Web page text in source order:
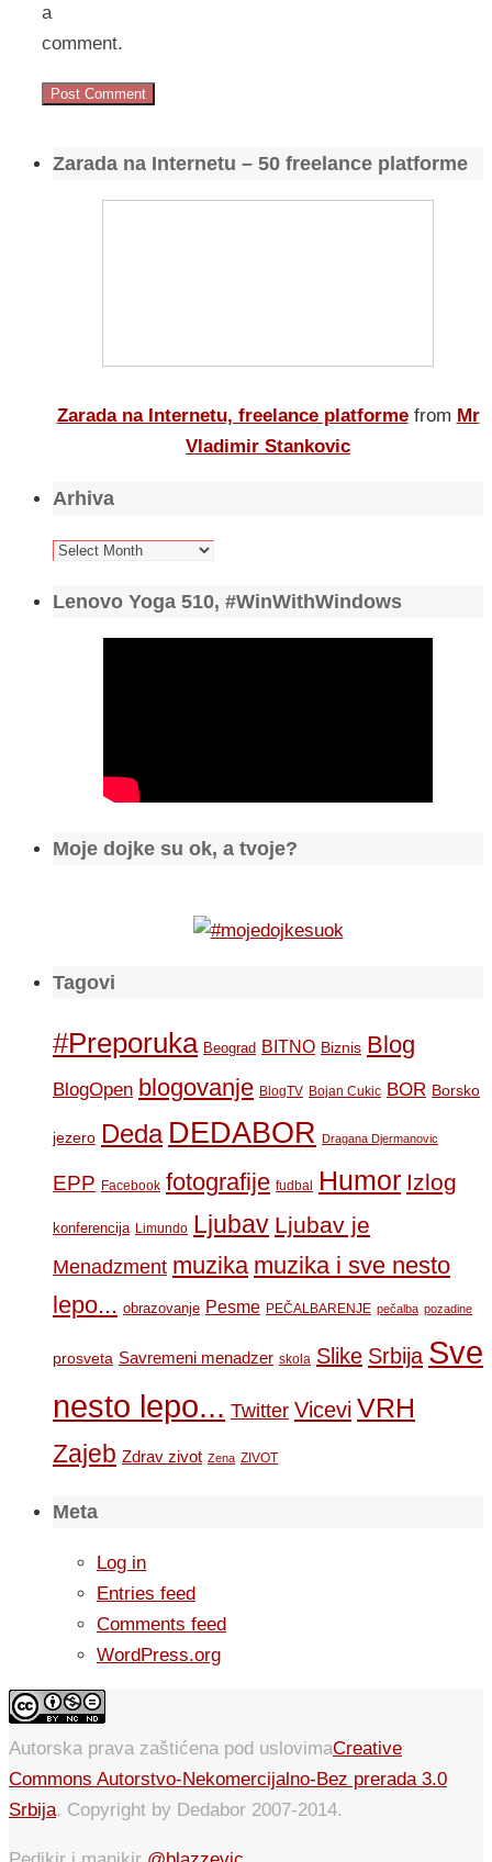
a
comment.
Zarada na Internetu – 50 freelance platforme
Zarada na Internetu, freelance platforme from Mr
Vladimir Stankovic
Arhiva
Arhiva
Lenovo Yoga 510, #WinWithWindows
Moje dojke su ok, a tvoje?
Tagovi
#Preporuka Beograd BITNO Biznis Blog
BlogOpen blogovanje BlogTV Bojan Cukic BOR Borsko
jezero Deda DEDABOR Dragana Djermanovic
EPP Facebook fotografije fudbal Humor Izlog
konferencija Limundo Ljubav Ljubav je
Menadzment muzika muzika i sve nesto
lepo... obrazovanje Pesme PEČALBARENJE pečalba pozadine
prosveta Savremeni menadzer skola Slike Srbija Sve
nesto lepo... Twitter Vicevi VRH
Zajeb Zdrav zivot Zena ZIVOT
Meta
Log in
Entries feed
Comments feed
WordPress.org
Autorska prava zaštićena pod uslovimaCreative
Commons Autorstvo-Nekomercijalno-Bez prerada 3.0
Srbija. Copyright by Dedabor 2007-2014.